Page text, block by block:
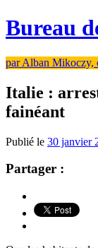
Bureau
par Alban Mikoczy,
Italie :
fainéant
Publié le 30 janvier
Partager :